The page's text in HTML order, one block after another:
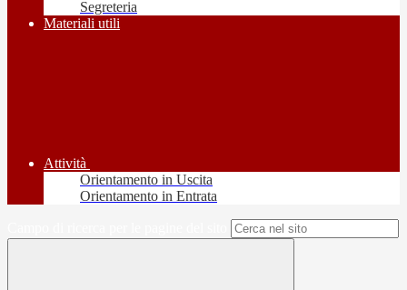
Segreteria
Materiali utili
Attività
Orientamento in Uscita
Orientamento in Entrata